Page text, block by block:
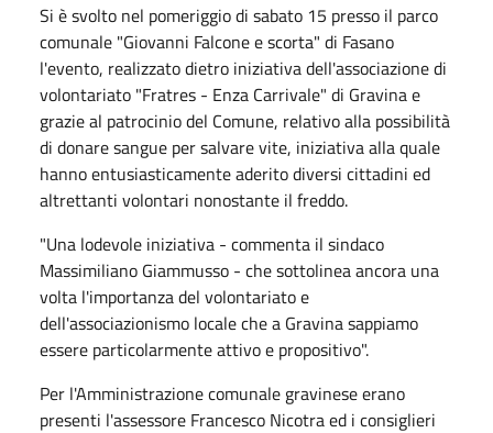
Si è svolto nel pomeriggio di sabato 15 presso il parco
comunale "Giovanni Falcone e scorta" di Fasano
l'evento, realizzato dietro iniziativa dell'associazione di
volontariato "Fratres - Enza Carrivale" di Gravina e
grazie al patrocinio del Comune, relativo alla possibilità
di donare sangue per salvare vite, iniziativa alla quale
hanno entusiasticamente aderito diversi cittadini ed
altrettanti volontari nonostante il freddo.
"Una lodevole iniziativa - commenta il sindaco
Massimiliano Giammusso - che sottolinea ancora una
volta l'importanza del volontariato e
dell'associazionismo locale che a Gravina sappiamo
essere particolarmente attivo e propositivo".
Per l'Amministrazione comunale gravinese erano
presenti l'assessore Francesco Nicotra ed i consiglieri